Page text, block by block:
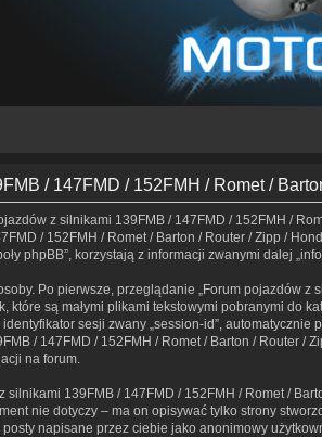
/ 147FMD / 152FMH / Romet /
z silnikami 139FMB / 147FMD / 152FMH /
/ 152FMH / Romet / Barton / Router / Zipp /
phpBB”, korzystają z informacji zwanymi dalej
Po pierwsze, przeglądanie „Forum pojazdów
które są małymi plikami tekstowymi pobranymi do
sesji zwany „session-id”,
/ 147FMD / 152FMH / Romet / Barton / Router /
na forum.
139FMB / 147FMD / 152FMH / Romet /
nie dotyczy – ma on opisywać tylko strony
napisane przez ciebie jako anonimowy